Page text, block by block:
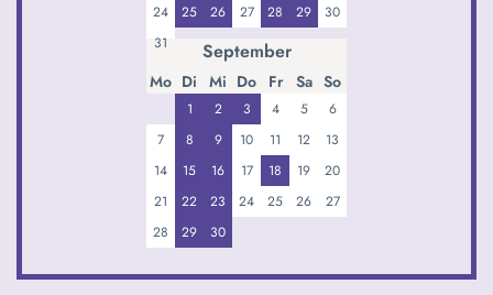
24
25 26 27 28 29
30
31
September
Mo Di Mi Do Fr Sa So
1 2 3 4 5
6
7
8 9 10 11 12
13
14
15 16 17 18 19
20
21
22 23 24 25 26
27
28
29 30